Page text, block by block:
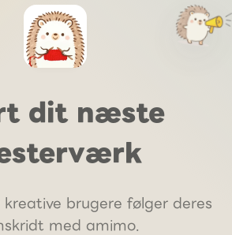
dit næste
brugere følger deres
med amimo.